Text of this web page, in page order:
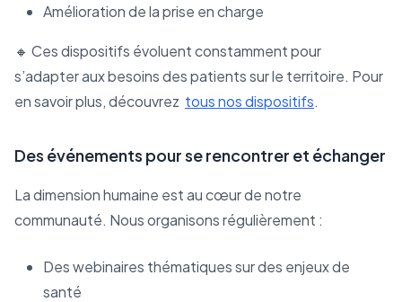
Amélioration de la prise en charge
🔸 Ces dispositifs évoluent constamment pour
s’adapter aux besoins des patients sur le territoire. Pour
en savoir plus, découvrez tous nos dispositifs.
Des événements pour se rencontrer et échanger
La dimension humaine est au cœur de notre
communauté. Nous organisons régulièrement :
Des webinaires thématiques sur des enjeux de
santé